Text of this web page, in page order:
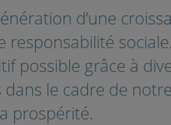
d’une
responsabilité
possible grâce à
le cadre de
prospérité.